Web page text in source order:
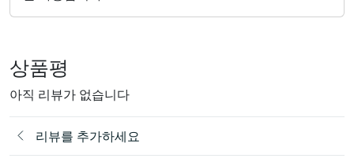
상품평
아직 리뷰가 없습니다
리뷰를 추가하세요